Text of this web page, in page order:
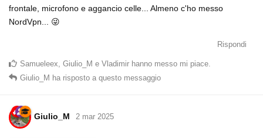
frontale, microfono e aggancio celle... Almeno c'ho messo
NordVpn... 😜
Rispondi
Samueleex Giulio_M e Vladimir hanno messo mi piace
Giulio_M ha risposto a questo messaggio
Giulio_M 2 mar 2025